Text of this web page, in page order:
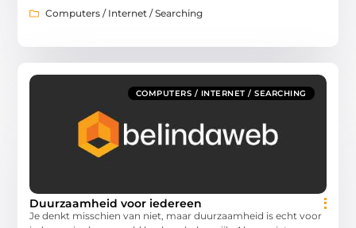
Computers / Internet / Searching
COMPUTERS / INTERNET / SEARCHING
Duurzaamheid voor iedereen
Je denkt misschien van niet, maar duurzaamheid is echt voor